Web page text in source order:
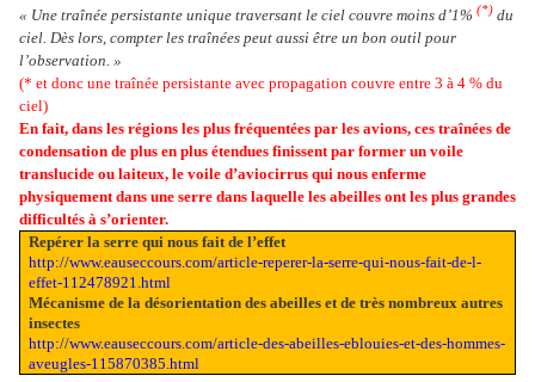
« Une traînée persistante unique traversant le ciel couvre moins d’1% (*) du
ciel. Dès lors, compter les traînées peut aussi être un bon outil pour
l’observation. »
(* et donc une traînée persistante avec propagation couvre entre 3 à 4 % du
ciel)
En fait, dans les régions les plus fréquentées par les avions, ces traînées de
condensation de plus en plus étendues finissent par former un voile
translucide ou laiteux, le voile d’aviocirrus qui nous enferme
physiquement dans une serre dans laquelle les abeilles ont les plus grandes
difficultés à s’orienter.
Repérer la serre qui nous fait de l’effet
http://www.eauseccours.com/article-reperer-la-serre-qui-nous-fait-de-l-
effet-112478921.html
Mécanisme de la désorientation des abeilles et de très nombreux autres
insectes
http://www.eauseccours.com/article-des-abeilles-eblouies-et-des-hommes-
aveugles-115870385.html